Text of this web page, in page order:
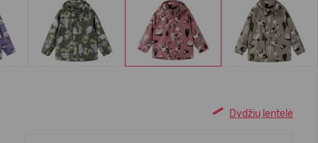
Dydžių lentelė